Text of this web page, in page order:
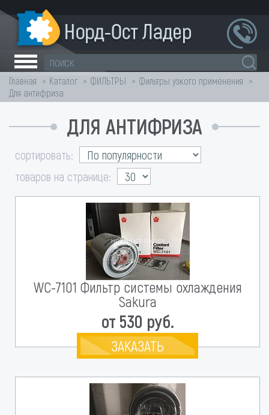
Главная Каталог ФИЛЬТРЫ
Фильтры узкого применения
Для антифриза
ДЛЯ АНТИФРИЗА
сортировать:
товаров на странице:
WC-7101 Фильтр системы охлаждения
Sakura
от 530 руб.
ЗАКАЗАТЬ